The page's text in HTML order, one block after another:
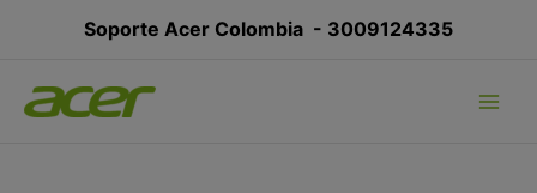
Soporte Acer Colombia - 3009124335